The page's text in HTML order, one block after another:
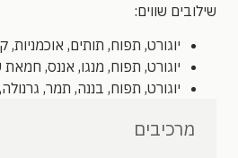
שילובים שווים:
יוגורט, תפוח, תותים, אוכמניות,
יוגורט, תפוח, מנגו, אננס,
יוגורט, תפוח, בננה, תמר,
מרכיבים